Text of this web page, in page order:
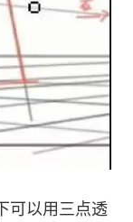
可以用三点透